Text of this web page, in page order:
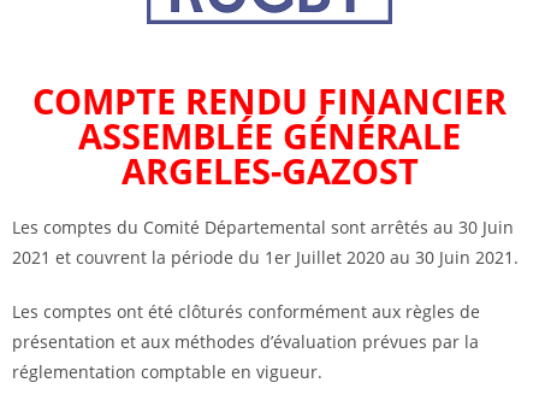
COMPTE RENDU FINANCIER
ASSEMBLÉE GÉNÉRALE
ARGELES-GAZOST
Les comptes du Comité Départemental sont arrêtés au 30 Juin
2021 et couvrent la période du 1er Juillet 2020 au 30 Juin 2021.
Les comptes ont été clôturés conformément aux règles de
présentation et aux méthodes d’évaluation prévues par la
réglementation comptable en vigueur.